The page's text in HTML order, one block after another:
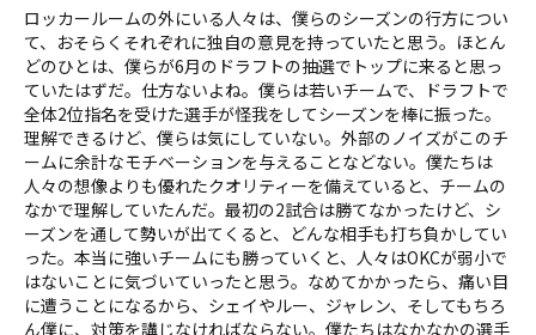
ロッカールームの外にいる人々は、僕らのシーズンの行方につい
て、おそらくそれぞれに独自の意見を持っていたと思う。ほとん
どのひとは、僕らが6月のドラフトの抽選でトップに来ると思っ
ていたはずだ。仕方ないよね。僕らは若いチームで、ドラフトで
全体2位指名を受けた選手が怪我をしてシーズンを棒に振った。
理解できるけど、僕らは気にしていない。外部のノイズがこのチ
ームに余計なモチベーションを与えることなどない。僕たちは
人々の想像よりも優れたクオリティーを備えていると、チームの
なかで理解していたんだ。最初の2試合は勝てなかったけど、シ
ーズンを通して勢いが出てくると、どんな相手も打ち負かしてい
った。本当に強いチームにも勝っていくと、人々はOKCが弱小で
はないことに気づいていったと思う。なめてかかったら、痛い目
に遭うことになるから、シェイやルー、ジャレン、そしてもちろ
ん僕に、対策を講じなければならない。僕たちはなかなかの選手